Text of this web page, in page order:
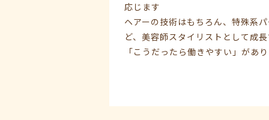
応じます
ヘアーの技術はもちろん、特殊系
ど、美容師スタイリストとして成
「こうだったら働きやすい」があ